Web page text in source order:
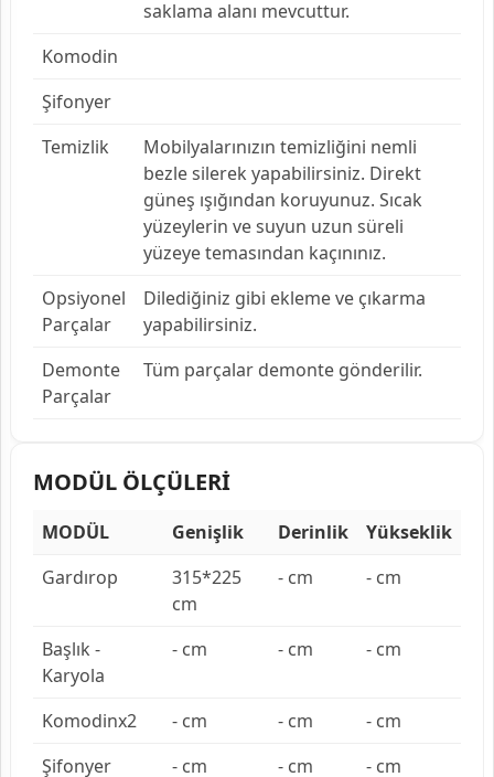
saklama alanı mevcuttur.
Komodin
Şifonyer
Temizlik
Mobilyalarınızın temizliğini nemli
bezle silerek yapabilirsiniz. Direkt
güneş ışığından koruyunuz. Sıcak
yüzeylerin ve suyun uzun süreli
yüzeye temasından kaçınınız.
Opsiyonel
Parçalar
Dilediğiniz gibi ekleme ve çıkarma
yapabilirsiniz.
Demonte
Parçalar
Tüm parçalar demonte gönderilir.
MODÜL ÖLÇÜLERİ
MODÜL Genişlik Derinlik
Yükseklik
Gardırop
315*225
cm
- cm - cm
Başlık -
Karyola
- cm - cm - cm
Komodinx2 - cm - cm
- cm
Şifonyer
- cm - cm - cm